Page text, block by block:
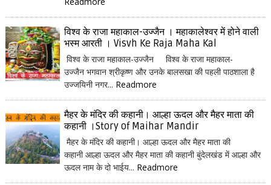
विश्व के राजा महाकाल-उज्जैन । महाकालेश्वर में होने वाली
भस्म आरती । Visvh Ke Raja Maha Kal
विश्व के राजा महाकाल-उज्जैन विश्व के राजा महाकाल-
उज्जैन भगवान श्रीकृष्ण और उनके बालसखा की पहली पाठशाला है
उज्जयिनी नगर... Readmore
मैहर के मंदिर की कहानी। आल्हा ऊदल और मैहर माता की
कहानी ।Story of Maihar Mandir
मैहर के मंदिर की कहानी। आल्हा ऊदल और मैहर माता की
कहानी आल्हा ऊदल और मैहर माता की कहानी बुंदेलखंड में आल्हा और
ऊदल नाम के दो भाईय... Readmore